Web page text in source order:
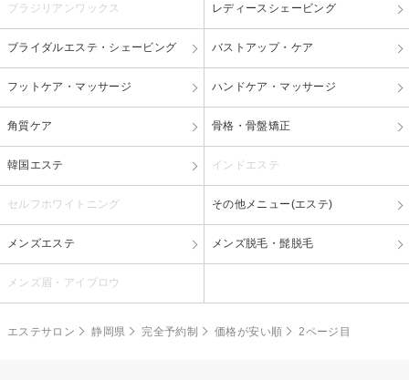
ブラジリアンワックス レディースシェービング
ブライダルエステ・シェービング バストアップ・ケア
フットケア・マッサージ ハンドケア・マッサージ
角質ケア 骨格・骨盤矯正
韓国エステ インドエステ
セルフホワイトニング その他メニュー(エステ)
メンズエステ メンズ脱毛・髭脱毛
メンズ眉・アイブロウ
エステサロン 静岡県 完全予約制 価格が安い順 2ページ目